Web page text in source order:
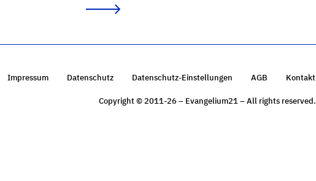
Impressum Datenschutz Datenschutz-Einstellungen AGB Kontakt
Copyright © 2011-26 – Evangelium21 – All rights reserved.